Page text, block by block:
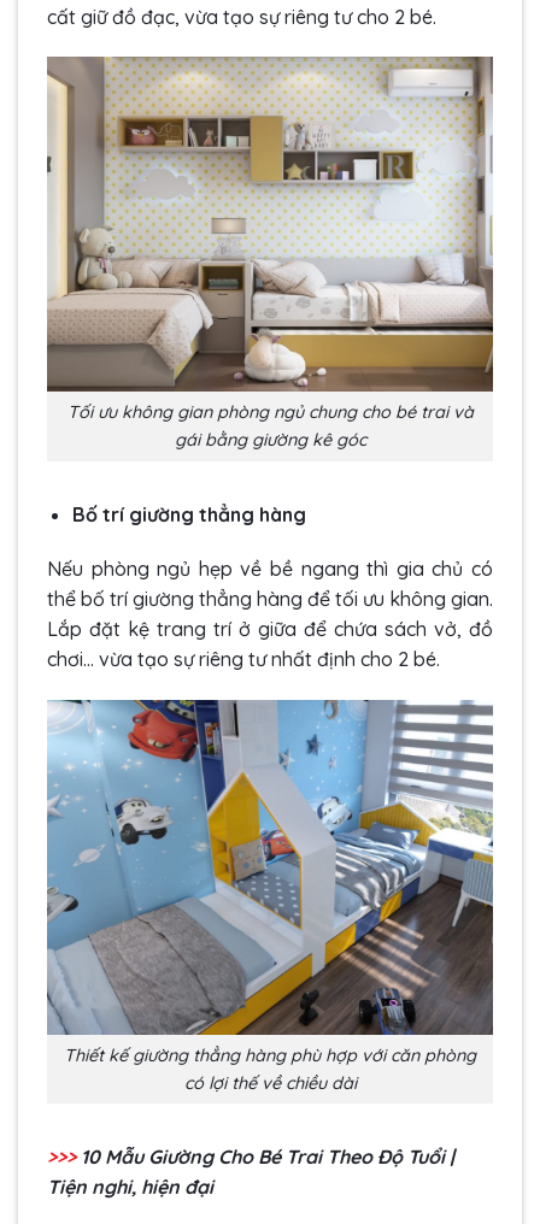
cất giữ đồ đạc, vừa tạo sự riêng tư cho 2 bé.
Tối ưu không gian phòng ngủ chung cho bé trai và
gái bằng giường kê góc
Bố trí giường thẳng hàng
Nếu phòng ngủ hẹp về bề ngang thì gia chủ có
thể bố trí giường thẳng hàng để tối ưu không gian.
Lắp đặt kệ trang trí ở giữa để chứa sách vở, đồ
chơi… vừa tạo sự riêng tư nhất định cho 2 bé.
Thiết kế giường thẳng hàng phù hợp với căn phòng
có lợi thế về chiều dài
>>>10 Mẫu Giường Cho Bé TraiTheo Độ Tuổi |
Tiện nghi, hiện đại